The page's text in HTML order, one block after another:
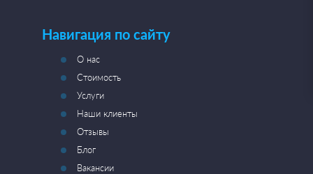
Навигация по сайту
О нас
Стоимость
Услуги
Наши клиенты
Отзывы
Блог
Вакансии